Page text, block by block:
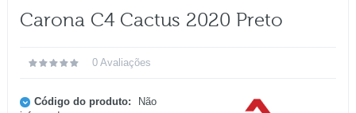
Carona C4 Cactus 2020 Preto
0 Avaliações
Código do produto:
Não